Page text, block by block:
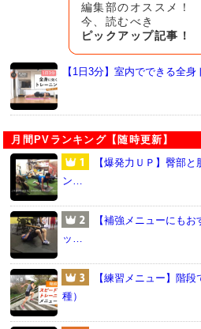
編集部のオススメ！
今、読むべき
ピックアップ記事！
【1日3分】室内でできる全身
月間PVランキング【随時更新】
【爆発力ＵＰ】臀部
ン…
【補強メニューにも
ッ…
【練習メニュー】階
種）